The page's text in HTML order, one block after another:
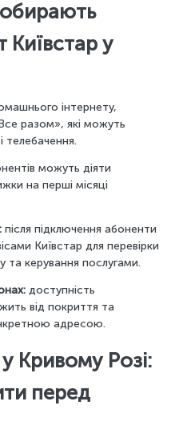
Київстар у
інтернету,
разом», які можуть
телебачення.
можуть діяти
на перші місяці
після підключення абоненти
Київстар для перевірки
та керування послугами.
доступність
від покриття та
адресою.
Кривому Розі:
перед